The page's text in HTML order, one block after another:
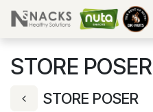
Skip to Content
STORE POSER
STORE POSER